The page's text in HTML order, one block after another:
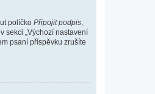
políčko Připojit podpis
sekci „Výchozí nastavení
psaní příspěvku zrušíte